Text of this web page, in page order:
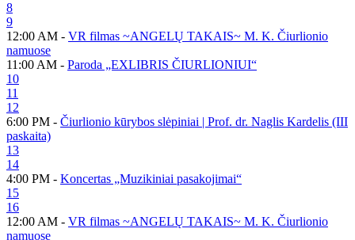
8
9
12:00 AM - VR filmas ~ANGELŲ TAKAIS~ M. K. Čiurlionio
namuose
11:00 AM - Paroda „EXLIBRIS ČIURLIONIUI“
10
11
12
6:00 PM - Čiurlionio kūrybos slėpiniai | Prof. dr. Naglis Kardelis (III
paskaita)
13
14
4:00 PM - Koncertas „Muzikiniai pasakojimai“
15
16
12:00 AM - VR filmas ~ANGELŲ TAKAIS~ M. K. Čiurlionio
namuose